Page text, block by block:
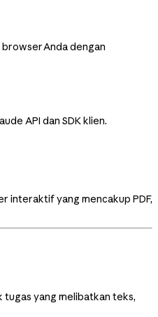
Anda dengan
API dan SDK klien.
interaktif yang mencakup PDF,
yang melibatkan teks,